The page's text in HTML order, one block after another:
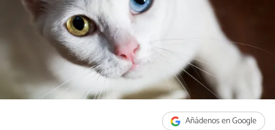
Añádenos en Google